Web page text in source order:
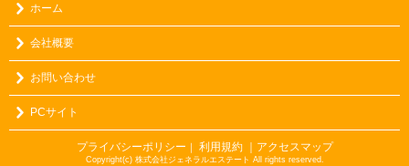
ホーム
会社概要
お問い合わせ
PCサイト
プライバシーポリシー ｜ 利用規約 ｜アクセスマップ
Copyright(c) 株式会社ジェネラルエステート All rights reserved.